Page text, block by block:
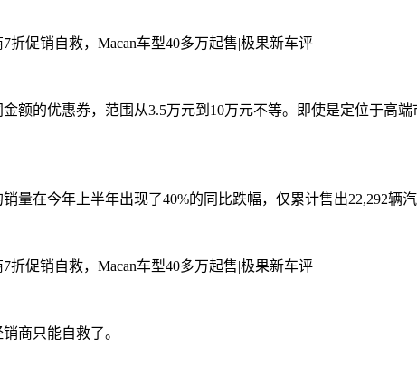
额的优惠券，范围从3.5万元到10万元不等。即使是定位于高
量在今年上半年出现了40%的同比跌幅，仅累计售出22,292辆
商只能自救了。